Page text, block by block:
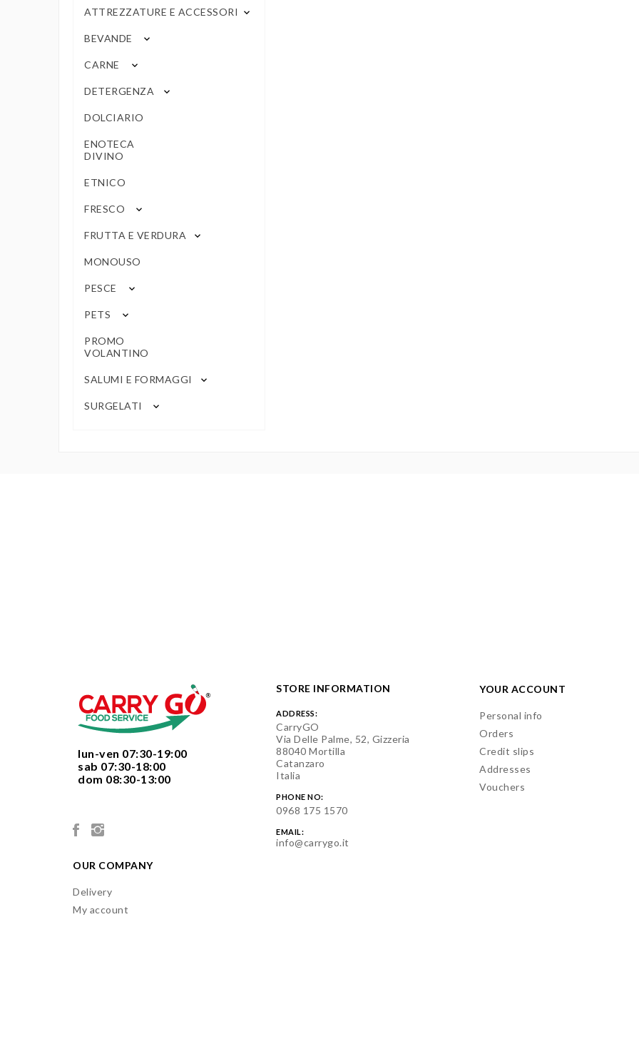
ATTREZZATURE E ACCESSORI keyboard_arrow_down
BEVANDE keyboard_arrow_down
CARNE keyboard_arrow_down
DETERGENZA keyboard_arrow_down
DOLCIARIO
ENOTECA
DIVINO
ETNICO
FRESCO keyboard_arrow_down
FRUTTA E VERDURA keyboard_arrow_down
MONOUSO
PESCE keyboard_arrow_down
PETS keyboard_arrow_down
PROMO
VOLANTINO
SALUMI E FORMAGGI keyboard_arrow_down
SURGELATI keyboard_arrow_down
  lun-ven 07:30-19:00
  sab 07:30-18:00
  dom 08:30-13:00
STORE INFORMATION
ADDRESS:
CarryGO
Via Delle Palme, 52, Gizzeria
88040 Mortilla
Catanzaro
Italia
PHONE NO:
0968 175 1570
EMAIL:
info@carrygo.it
YOUR ACCOUNT
Personal info
Orders
Credit slips
Addresses
Vouchers
OUR COMPANY
Delivery
My account